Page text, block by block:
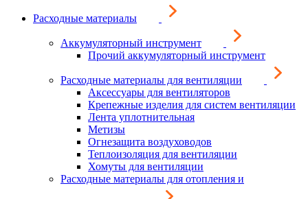
Расходные материалы
Аккумуляторный инструмент
Прочий аккумуляторный инструмент
Расходные материалы для вентиляции
Аксессуары для вентиляторов
Крепежные изделия для систем вентиляции
Лента уплотнительная
Метизы
Огнезащита воздуховодов
Теплоизоляция для вентиляции
Хомуты для вентиляции
Расходные материалы для отопления и